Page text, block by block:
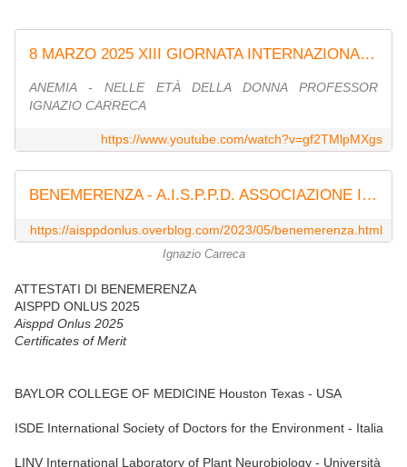
8 MARZO 2025 XIII GIORNATA INTERNAZIONALE AISPPD ONLUS
ANEMIA - NELLE ETÀ DELLA DONNA PROFESSOR
IGNAZIO CARRECA
https://www.youtube.com/watch?v=gf2TMlpMXgs
BENEMERENZA - A.I.S.P.P.D. ASSOCIAZIONE INTERNAZIONALE DI SENSIBILIZZAZIONE E PREVENZIONE DELLE PATOLOGIE DELLA DONNA
https://aisppdonlus.overblog.com/2023/05/benemerenza.html
Ignazio Carreca
ATTESTATI DI BENEMERENZA
AISPPD ONLUS 2025
Aisppd Onlus 2025
Certificates of Merit
BAYLOR COLLEGE OF MEDICINE Houston Texas - USA
ISDE International Society of Doctors for the Environment - Italia
LINV International Laboratory of Plant Neurobiology - Università